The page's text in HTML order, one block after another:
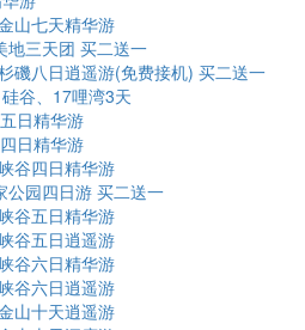
山七天精华游
地三天团 买二送一
磯八日逍遥游(免费接机) 买二送一
谷、17哩湾3天
日精华游
日精华游
谷四日精华游
公园四日游 买二送一
谷五日精华游
谷五日逍遥游
谷六日精华游
谷六日逍遥游
山十天逍遥游